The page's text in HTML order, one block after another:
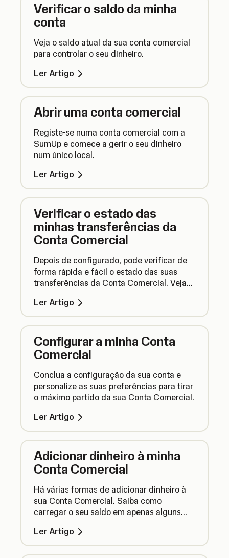
Verificar o saldo da minha
conta
Veja o saldo atual da sua conta comercial
para controlar o seu dinheiro.
Ler Artigo
Abrir uma conta comercial
Registe-se numa conta comercial com a
SumUp e comece a gerir o seu dinheiro
num único local.
Ler Artigo
Verificar o estado das
minhas transferências da
Conta Comercial
Depois de configurado, pode verificar de
forma rápida e fácil o estado das suas
transferências da Conta Comercial. Veja
Ler Artigo
Configurar a minha Conta
Comercial
Conclua a configuração da sua conta e
personalize as suas preferências para tirar
o máximo partido da sua Conta Comercial.
Ler Artigo
Adicionar dinheiro à minha
Conta Comercial
Há várias formas de adicionar dinheiro à
sua Conta Comercial. Saiba como
carregar o seu saldo em apenas alguns
Ler Artigo